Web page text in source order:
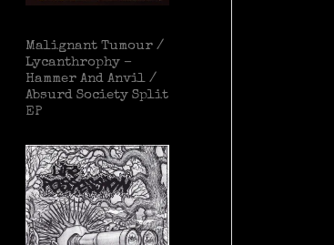
Malignant Tumour /
Lycanthrophy –
Hammer And Anvil /
Absurd Society Split
EP